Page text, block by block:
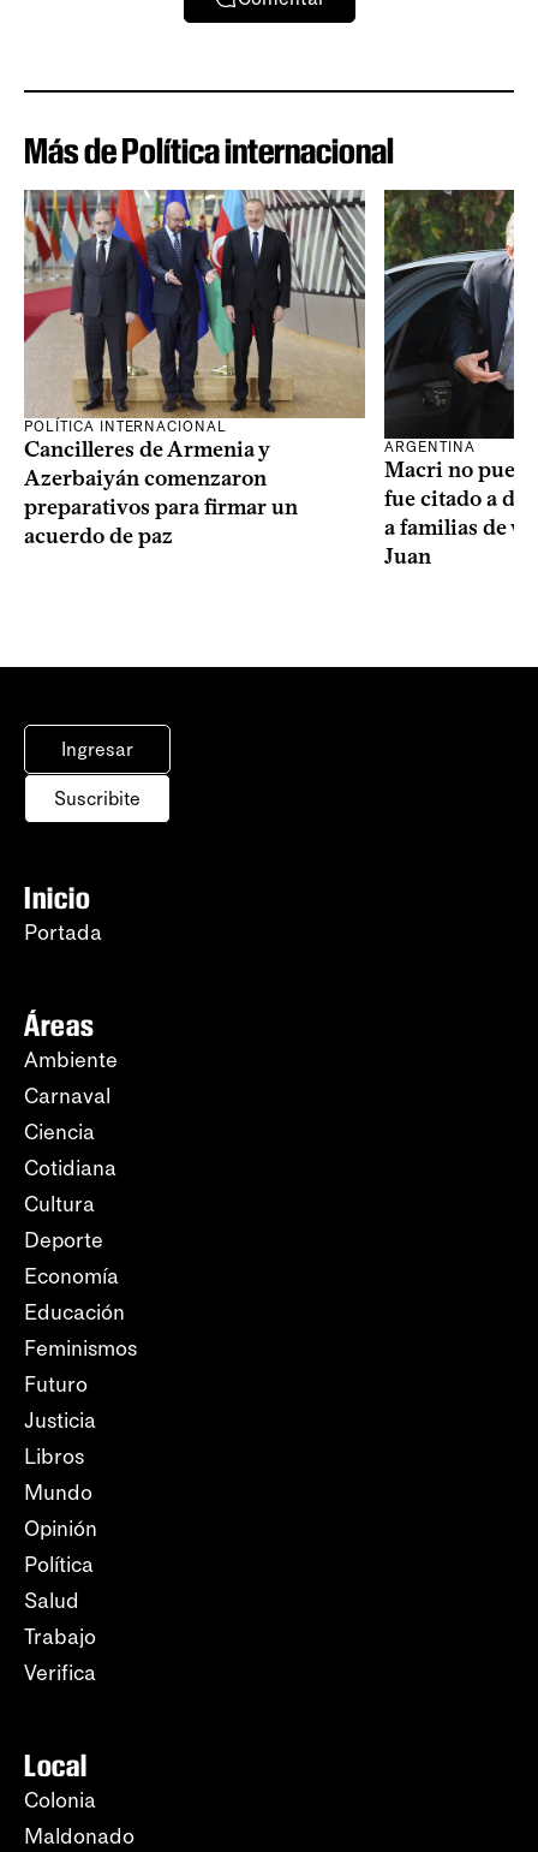
Más de Política internacional
POLÍTICA INTERNACIONAL
Cancilleres de Armenia y
Azerbaiyán comenzaron
preparativos para firmar un
acuerdo de paz
ARGENTINA
Macri no
fue citado a
a familias de
Juan
Ingresar
Suscribite
Inicio
Portada
Áreas
Ambiente
Carnaval
Ciencia
Cotidiana
Cultura
Deporte
Economía
Educación
Feminismos
Futuro
Justicia
Libros
Mundo
Opinión
Política
Salud
Trabajo
Verifica
Local
Colonia
Maldonado